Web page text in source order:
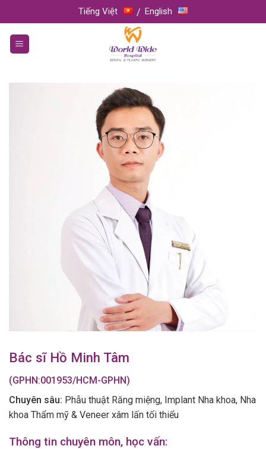
to
content
Tiếng Việt English
Bác sĩ Hồ Minh Tâm
(GPHN:001953/HCM-GPHN)
Chuyên sâu: Phẫu thuật Răng miệng, Implant Nha khoa, Nha
khoa Thẩm mỹ & Veneer xâm lấn tối thiểu
Thông tin chuyên môn, học vấn: